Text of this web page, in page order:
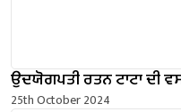
ਉਦਯੋਗਪਤੀ ਰਤਨ ਟਾਟਾ ਦੀ
25th October 2024